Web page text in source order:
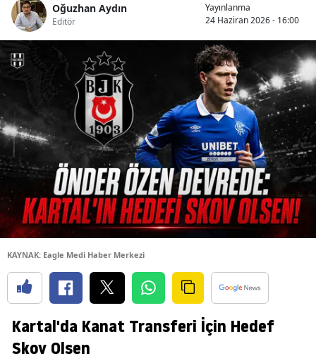
Oğuzhan Aydın
Editör
Yayınlanma
24 Haziran 2026 - 16:00
KAYNAK: Eagle Medi Haber Merkezi
Kartal'da Kanat Transferi İçin Hedef
Skov Olsen